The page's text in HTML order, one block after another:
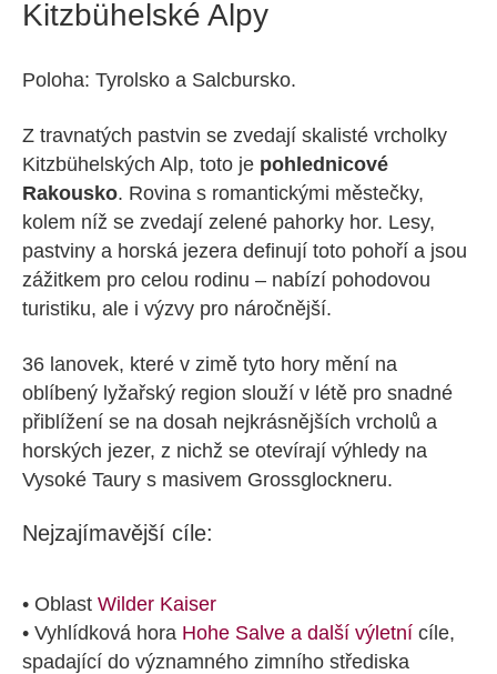
Kitzbühelské Alpy
Poloha: Tyrolsko a Salcbursko.
Z travnatých pastvin se zvedají skalisté vrcholky
Kitzbühelských Alp, toto je pohlednicové
Rakousko. Rovina s romantickými městečky,
kolem níž se zvedají zelené pahorky hor. Lesy,
pastviny a horská jezera definují toto pohoří a jsou
zážitkem pro celou rodinu – nabízí pohodovou
turistiku, ale i výzvy pro náročnější.
36 lanovek, které v zimě tyto hory mění na
oblíbený lyžařský region slouží v létě pro snadné
přiblížení se na dosah nejkrásnějších vrcholů a
horských jezer, z nichž se otevírají výhledy na
Vysoké Taury s masivem Grossglockneru.
Nejzajímavější cíle:
• Oblast Wilder Kaiser
• Vyhlídková hora Hohe Salve a další výletní cíle,
spadající do významného zimního střediska